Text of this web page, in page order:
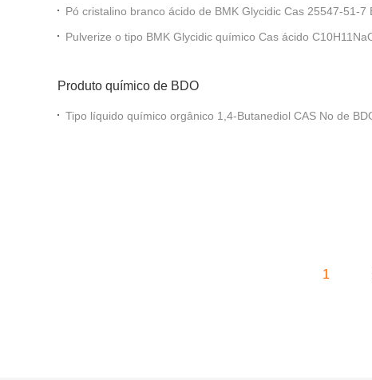
Pó cristalino branco ácido de BMK Glycidic Cas 25547-51-7
Pulverize o tipo BMK Glycidic químico Cas ácido
Produto químico de BDO
Tipo líquido químico orgânico 1,4-Butanediol CAS No de
1